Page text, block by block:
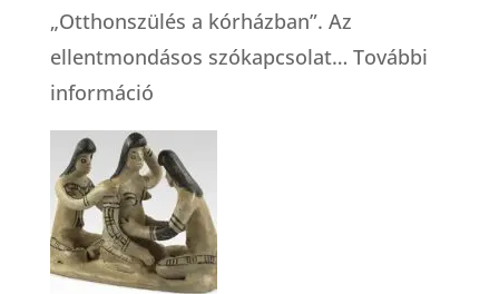
„Otthonszülés a kórházban”. Az
ellentmondásos szókapcsolat… További
információ:
Otthonszülés
a
kórházban?